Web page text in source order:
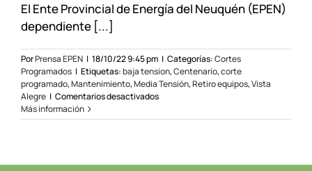
El Ente Provincial de Energía del Neuquén (EPEN)
dependiente [...]
PorPrensa EPEN | 18/10/22 9:45 pm | Categorías:Cortes
Programados | Etiquetas:baja tension,Centenario,corte
programado,Mantenimiento,Media Tensión,Retiro equipos,Vista
Alegre | Comentarios desactivadosen
programado
Más información